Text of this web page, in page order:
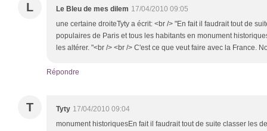
L Le Bleu de mes dilem 17/04/2010 09:05
une certaine droiteTyty a écrit: <br /> "En fait il faudrait tout de
populaires de Paris et tous les habitants en monument
les altérer. "<br /> <br /> C'est ce que veut faire avec la France.
Répondre
T Tyty 17/04/2010 09:04
monument historiquesEn fait il faudrait tout de suite classer les